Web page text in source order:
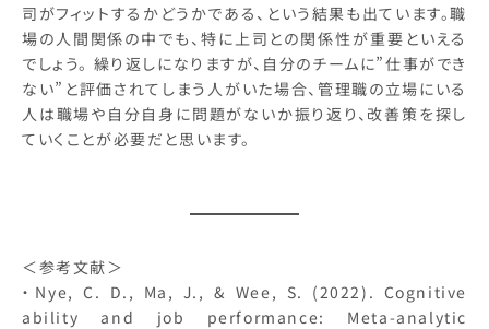
司がフィットするかどうかである、という結果も出ています。職
場の人間関係の中でも、特に上司との関係性が重要といえる
でしょう。 繰り返しになりますが、自分のチームに”仕事ができ
ない”と評価されてしまう人がいた場合、管理職の立場にいる
人は職場や自分自身に問題がないか振り返り、改善策を探し
ていくことが必要だと思います。
＜参考文献＞
・Nye, C. D., Ma, J., & Wee, S. (2022). Cognitive
ability and job performance: Meta-analytic